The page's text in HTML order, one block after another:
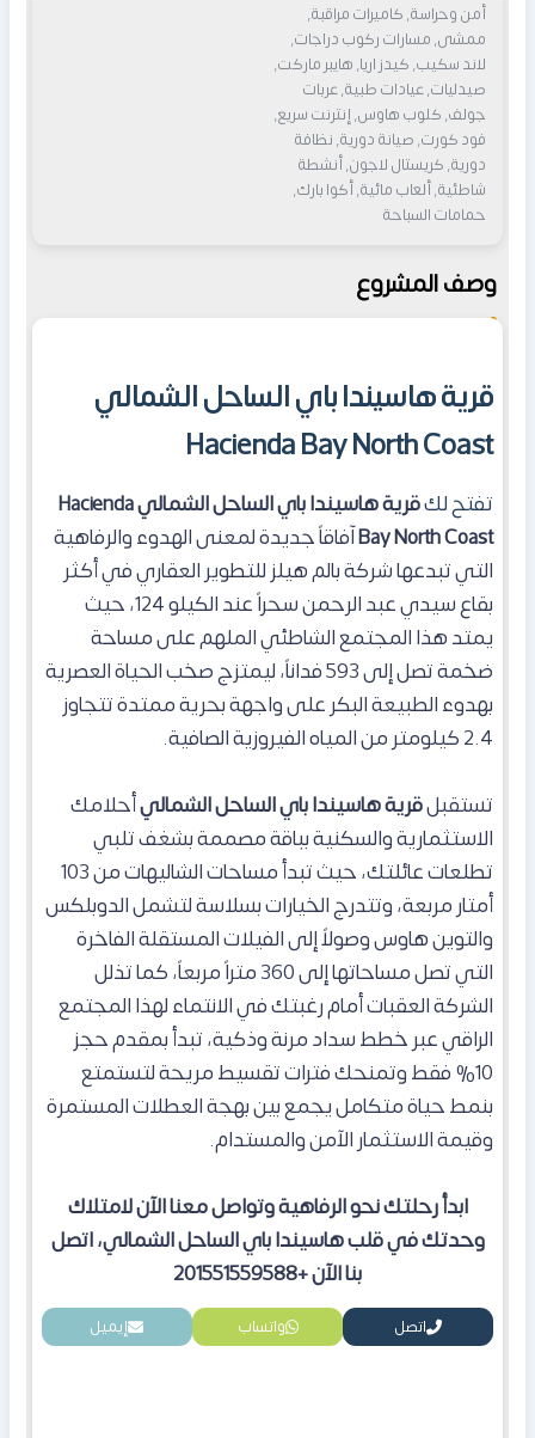
أمن وحراسة, كاميرات مراقبة,
ممشى, مسارات ركوب دراجات,
لاند سكيب, كيدز اريا, هايبر ماركت,
صيدليات, عيادات طبية, عربات
جولف, كلوب هاوس, إنترنت سريع,
فود كورت, صيانة دورية, نظافة
دورية, كريستال لاجون, أنشطة
شاطئية, ألعاب مائية, أكوا بارك,
حمامات السباحة
وصف المشروع
قرية هاسيندا باي الساحل الشمالي
Hacienda Bay North Coast
تفتح لكقرية هاسيندا باي الساحل الشماليHacienda
Bay North Coastآفاقاً جديدة لمعنى الهدوء والرفاهية
التي تبدعها شركة بالم هيلز للتطوير العقاري في أكثر
بقاع سيدي عبد الرحمن سحراً عند الكيلو 124، حيث
يمتد هذا المجتمع الشاطئي الملهم على مساحة
ضخمة تصل إلى 593 فداناً، ليمتزج صخب الحياة العصرية
بهدوء الطبيعة البكر على واجهة بحرية ممتدة تتجاوز
2.4 كيلومتر من المياه الفيروزية الصافية.
تستقبلقرية هاسيندا باي الساحل الشماليأحلامك
الاستثمارية والسكنية بباقة مصممة بشغف تلبي
تطلعات عائلتك، حيث تبدأ مساحات الشاليهات من 103
أمتار مربعة، وتتدرج الخيارات بسلاسة لتشمل الدوبلكس
والتوين هاوس وصولاً إلى الفيلات المستقلة الفاخرة
التي تصل مساحاتها إلى 360 متراً مربعاً، كما تذلل
الشركة العقبات أمام رغبتك في الانتماء لهذا المجتمع
الراقي عبر خطط سداد مرنة وذكية، تبدأ بمقدم حجز
10% فقط وتمنحك فترات تقسيط مريحة لتستمتع
بنمط حياة متكامل يجمع بين بهجة العطلات المستمرة
وقيمة الاستثمار الآمن والمستدام.
ابدأ رحلتك نحو الرفاهية وتواصل معنا الآن لامتلاك
وحدتك في قلب هاسيندا باي الساحل الشمالي، اتصل
بنا الآن +201551559588
اتصل واتساب إيميل